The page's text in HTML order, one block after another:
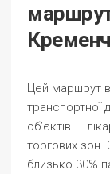
Цей маршрут
транспортної
об’єктів —
торгових зон.
близько 30%